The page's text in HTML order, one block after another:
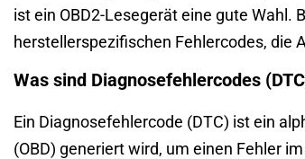
ist ein OBD2-Lesegerät eine gute
herstellerspezifischen Fehlercodes, die
Was sind Diagnosefehlercodes
Ein Diagnosefehlercode (DTC) ist ein
(OBD) generiert wird, um einen Fehler